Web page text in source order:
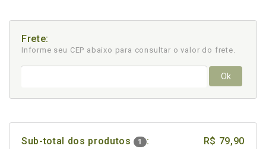
Frete:
Informe seu CEP abaixo para consultar o valor do frete.
Ok
Sub-total dos produtos 1 : R$ 79,90